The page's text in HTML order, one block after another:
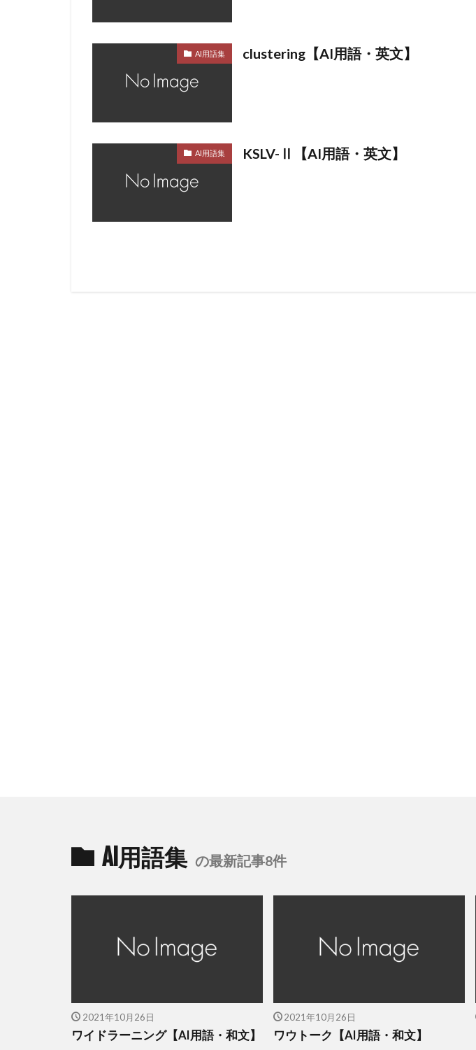
AI用語集 clustering【AI用語・英文】
AI用語集 KSLV-Ⅱ【AI用語・英文】
AI用語集 の最新記事8件
2021年10月26日
ワイドラーニング【AI用語・和文】
2021年10月26日
ワウトーク【AI用語・和文】